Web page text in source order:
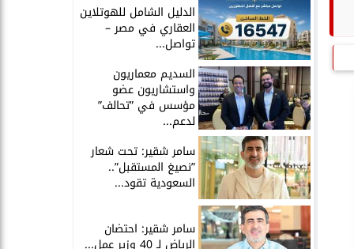
الدليل الشامل للهوتلاين
العقاري في مصر –
تواصل...
السديم معماريون
واستشاريون عضو
مؤسس في ”تحالف”
لدعم...
سامر شقير: تحت شعار
”نصيغ المستقبل”..
السعودية تقود...
سامر شقير: احتضان
الرياض لـ 40 وزير عمل...